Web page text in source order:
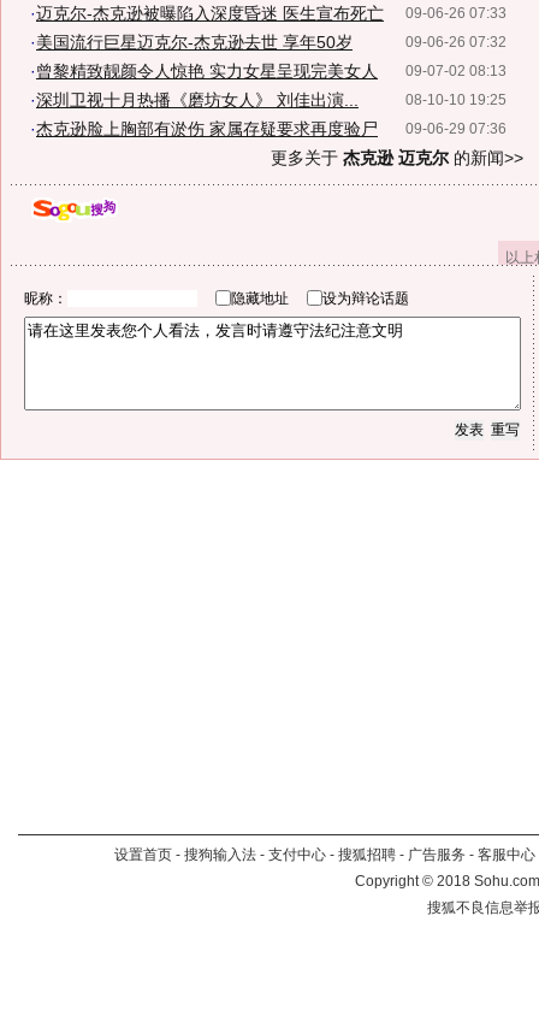
09-06-26 07:33
·迈克尔-杰克逊被曝陷入深度昏迷 医生宣布死亡
09-06-26 07:32
·美国流行巨星迈克尔-杰克逊去世 享年50岁
09-07-02 08:13
·曾黎精致靓颜令人惊艳 实力女星呈现完美女人
08-10-10 19:25
·深圳卫视十月热播《磨坊女人》 刘佳出演...
09-06-29 07:36
·杰克逊脸上胸部有淤伤 家属存疑要求再度验尸
更多关于 杰克逊 迈克尔 的新闻>>
以
昵称： 隐藏地址 设为辩论话题
设置首页 - 搜狗输入法 - 支付中心 - 搜狐招聘 - 广告服务 - 客服中心
Copyright©2018
搜狐不良信息举